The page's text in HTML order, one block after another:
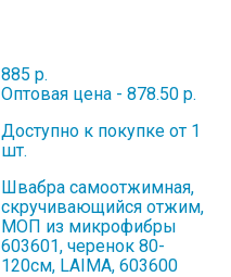
885 р.
Оптовая цена - 878.50 р.
Доступно к покупке от 1
шт.
Швабра самоотжимная,
скручивающийся отжим,
МОП из микрофибры
603601, черенок 80-
120см, LAIMA, 603600